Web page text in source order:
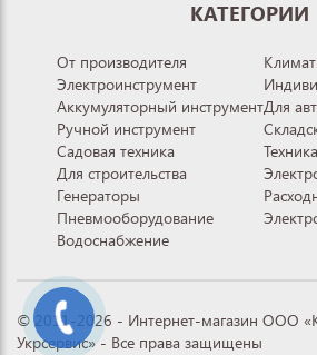
КАТЕГОРИИ
От производителя
Электроинструмент
Аккумуляторный инструмент
Ручной инструмент
Садовая техника
Для строительства
Генераторы
Пневмооборудование
Водоснабжение
Для
© 2011-2026 - Интернет-магазин ООО
Укрсервис» - Все права защищены